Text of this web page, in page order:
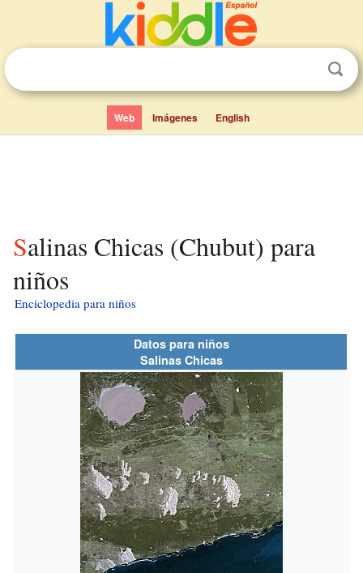
Web Imágenes English
Salinas Chicas (Chubut) para
niños
Enciclopedia para niños
Datos para niños
Salinas Chicas